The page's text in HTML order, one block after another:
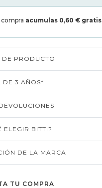
acumulas 0,60 € gratis
DE PRODUCTO
DE 3 AÑOS*
ELEGIR BITTI?
DE LA MARCA
TU COMPRA